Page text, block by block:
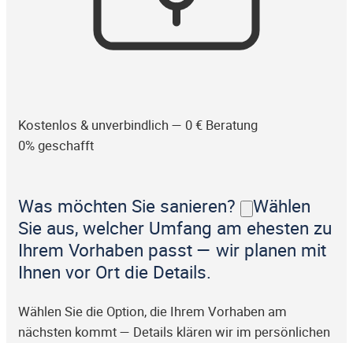
Kostenlos & unverbindlich — 0 € Beratung
0% geschafft
Was möchten Sie sanieren?
Wählen
Sie aus, welcher Umfang am ehesten zu
Ihrem Vorhaben passt — wir planen mit
Ihnen vor Ort die Details.
Wählen Sie die Option, die Ihrem Vorhaben am
nächsten kommt — Details klären wir im persönlichen